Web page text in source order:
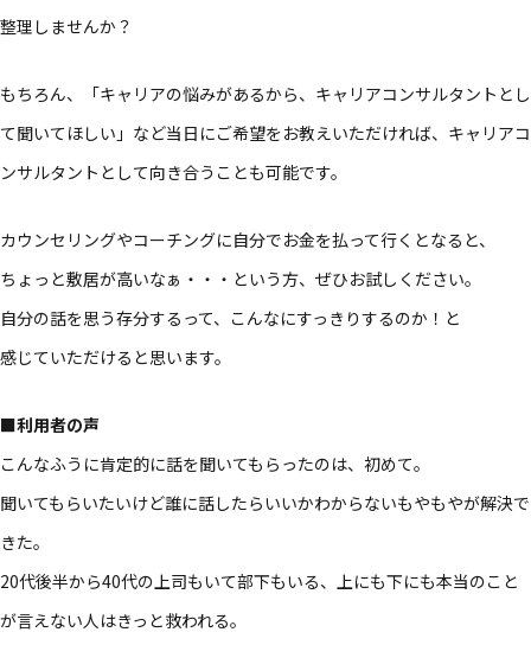
整理しませんか？
もちろん、「キャリアの悩みがあるから、キャリアコンサルタントとし
て聞いてほしい」など当日にご希望をお教えいただければ、キャリアコ
ンサルタントとして向き合うことも可能です。
カウンセリングやコーチングに自分でお金を払って行くとなると、
ちょっと敷居が高いなぁ・・・という方、ぜひお試しください。
自分の話を思う存分するって、こんなにすっきりするのか！と
感じていただけると思います。
■利用者の声
こんなふうに肯定的に話を聞いてもらったのは、初めて。
聞いてもらいたいけど誰に話したらいいかわからないもやもやが解決で
きた。
20代後半から40代の上司もいて部下もいる、上にも下にも本当のこと
が言えない人はきっと救われる。